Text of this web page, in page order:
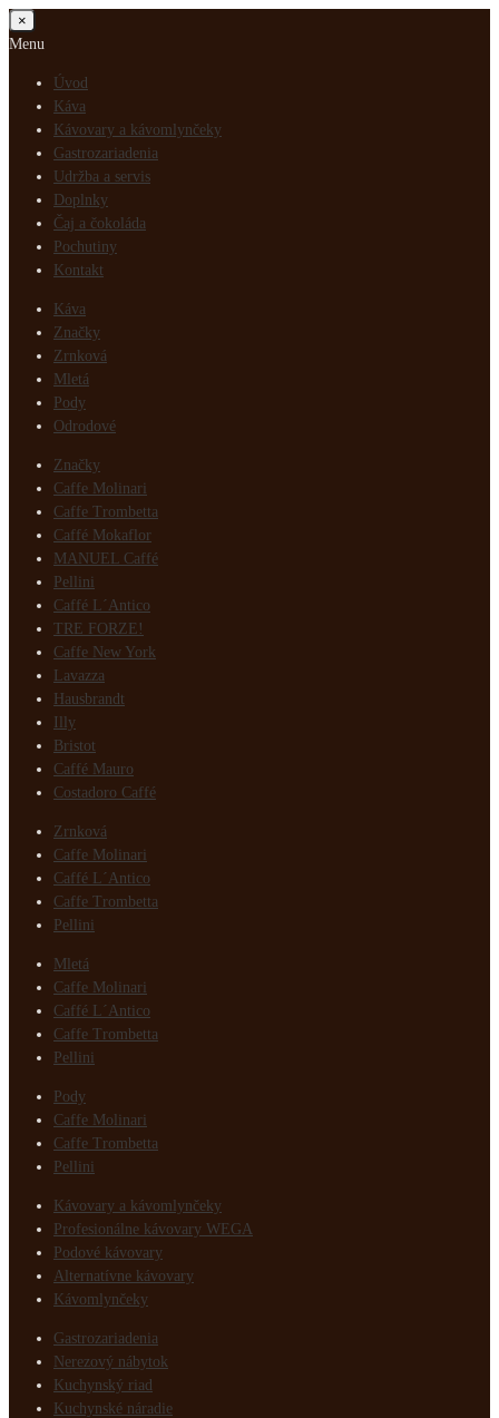
×
Menu
Úvod
Káva
Kávovary a kávomlynčeky
Gastrozariadenia
Udržba a servis
Doplnky
Čaj a čokoláda
Pochutiny
Kontakt
Káva
Značky
Zrnková
Mletá
Pody
Odrodové
Značky
Caffe Molinari
Caffe Trombetta
Caffé Mokaflor
MANUEL Caffé
Pellini
Caffé L´Antico
TRE FORZE!
Caffe New York
Lavazza
Hausbrandt
Illy
Bristot
Caffé Mauro
Costadoro Caffé
Zrnková
Caffe Molinari
Caffé L´Antico
Caffe Trombetta
Pellini
Mletá
Caffe Molinari
Caffé L´Antico
Caffe Trombetta
Pellini
Pody
Caffe Molinari
Caffe Trombetta
Pellini
Kávovary a kávomlynčeky
Profesionálne kávovary WEGA
Podové kávovary
Alternatívne kávovary
Kávomlynčeky
Gastrozariadenia
Nerezový nábytok
Kuchynský riad
Kuchynské náradie